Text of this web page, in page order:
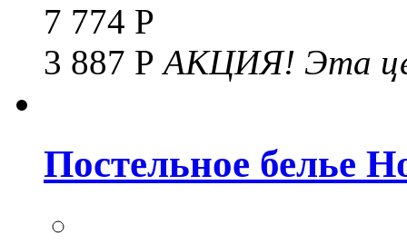
7 774 Р
3 887 РАКЦИЯ! Эта
Постельное белье